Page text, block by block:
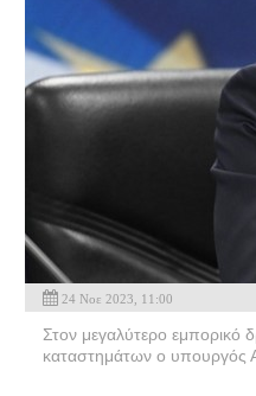
24 Νοε 2023, 11:00
Στον μεγαλύτερο εμπορικό
καταστημάτων ο υπουργός